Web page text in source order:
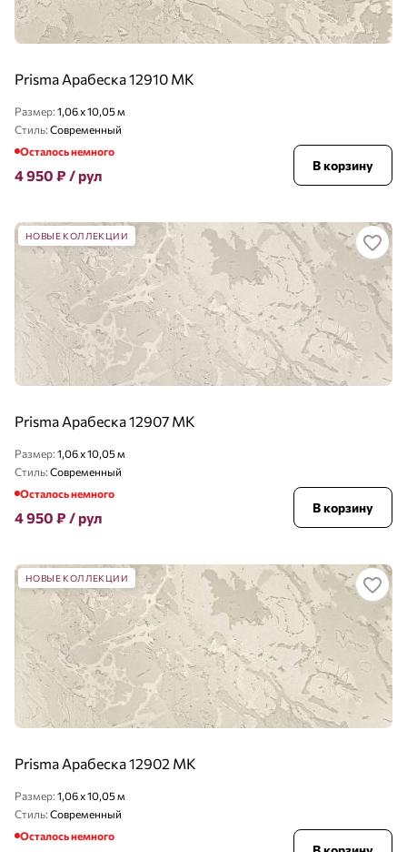
Prisma Арабеска 12910 MK
Размер: 1,06 x 10,05 м
Стиль: Современный
Осталось немного
4 950 ₽ / рул
В корзину
НОВЫЕ КОЛЛЕКЦИИ
Prisma Арабеска 12907 MK
Размер: 1,06 x 10,05 м
Стиль: Современный
Осталось немного
4 950 ₽ / рул
В корзину
НОВЫЕ КОЛЛЕКЦИИ
Prisma Арабеска 12902 MK
Размер: 1,06 x 10,05 м
Стиль: Современный
Осталось немного